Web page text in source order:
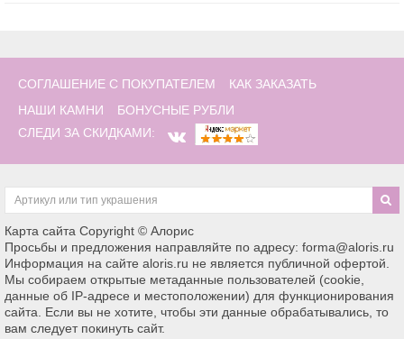
СОГЛАШЕНИЕ С ПОКУПАТЕЛЕМ
КАК ЗАКАЗАТЬ
НАШИ КАМНИ
БОНУСНЫЕ РУБЛИ
СЛЕДИ ЗА СКИДКАМИ:
Карта сайта Copyright © Алорис
Просьбы и предложения направляйте по адресу: forma@aloris.ru
Информация на сайте aloris.ru не является публичной офертой.
Мы собираем открытые метаданные пользователей (cookie,
данные об IP-адресе и местоположении) для функционирования
сайта. Если вы не хотите, чтобы эти данные обрабатывались, то
вам следует покинуть сайт.